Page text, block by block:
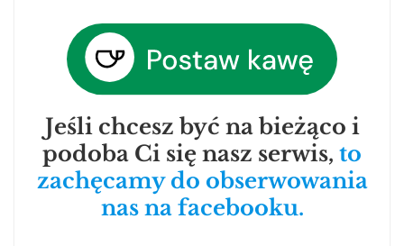
Jeśli chcesz być na bieżąco i
podoba Ci się nasz serwis, to
zachęcamy do obserwowania
nas na facebooku.